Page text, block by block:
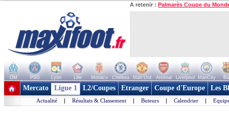
A retenir : Palmarès Coupe du
OM PSG Lyon Lille Monaco Chelsea Man Utd Arsenal Liverpool ManCity
+ de clubs
Mercato Ligue 1 L2/Coupes Etranger Coupe d'Europe Les
Actualité | Résultats & Classement | Buteurs | Calendrier |